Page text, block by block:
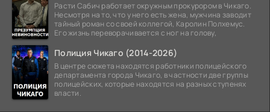
Расти Сабич работает окружным прокурором в Чикаго.
Несмотря на то, что у него есть жена, мужчина заводит
тайный роман со своей коллегой, Каролин Полхемус.
Его жизнь переворачивается с ног на голову,
Полиция Чикаго (2014-2026)
В центре сюжета находятся работники полицейского
департамента города Чикаго, в частности две группы
полицейских, которые находятся на разных ступенях
власти.